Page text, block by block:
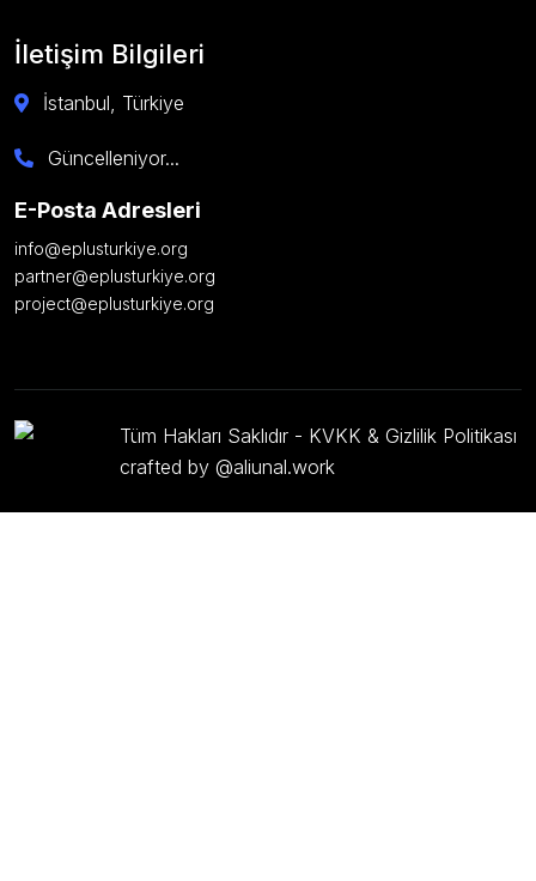
İletişim Bilgileri
İstanbul, Türkiye
Güncelleniyor...
E-Posta Adresleri
info@eplusturkiye.org
partner@eplusturkiye.org
project@eplusturkiye.org
Tüm Hakları Saklıdır - KVKK & Gizlilik Politikası
crafted by @aliunal.work